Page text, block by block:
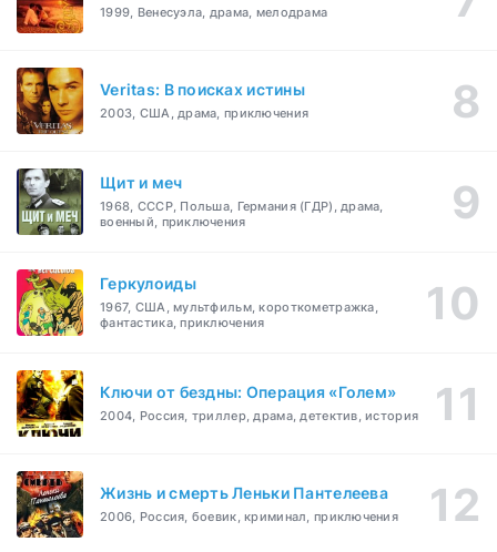
1999, Венесуэла, драма, мелодрама
Veritas: В поисках истины
2003, США, драма, приключения
Щит и меч
1968, СССР, Польша, Германия (ГДР), драма,
военный, приключения
Геркулоиды
1967, США, мультфильм, короткометражка,
фантастика, приключения
Ключи от бездны: Операция «Голем»
2004, Россия, триллер, драма, детектив, история
Жизнь и смерть Леньки Пантелеева
2006, Россия, боевик, криминал, приключения